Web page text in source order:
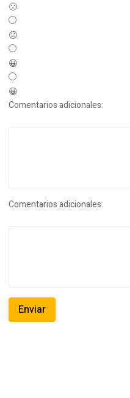
🙁
😐
😀
😀
Comentarios adicionales:
Comentarios adicionales: